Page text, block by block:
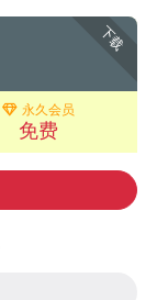
下载
永久会员
免费